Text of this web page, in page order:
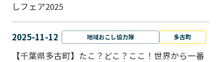
しフェア2025
2025-11-12 地域おこし協力隊 多古町
【千葉県多古町】たこ？どこ？ここ！世界から一番